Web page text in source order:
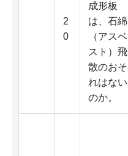
2
0
成形板
は、石綿
（アスベ
スト）飛
散のおそ
れはない
のか。